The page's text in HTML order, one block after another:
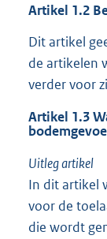
Artikel 1.2
Dit artikel
de artikelen
verder voor
Artikel 1.3
Uitleg artikel
In dit artikel
voor de
die wordt